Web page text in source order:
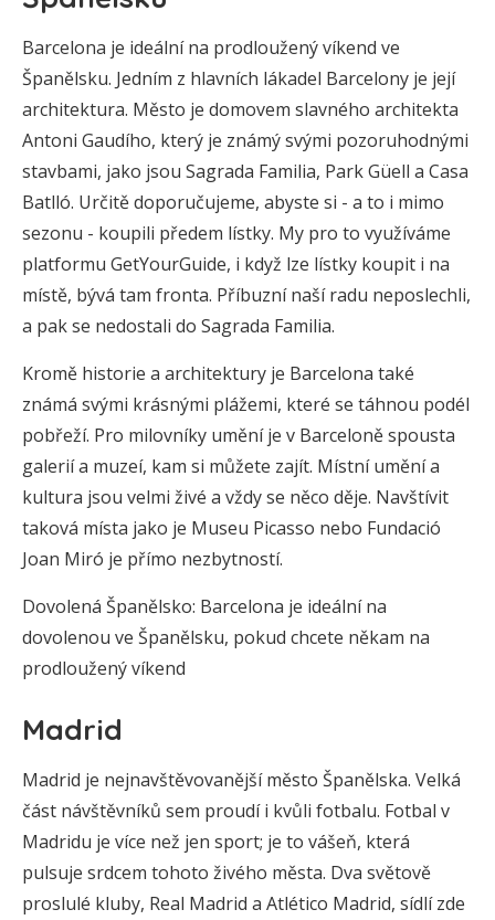
Barcelona je ideální na prodloužený víkend ve
Španělsku. Jedním z hlavních lákadel Barcelony je její
architektura. Město je domovem slavného architekta
Antoni Gaudího, který je známý svými pozoruhodnými
stavbami, jako jsou Sagrada Familia, Park Güell a Casa
Batlló. Určitě doporučujeme, abyste si - a to i mimo
sezonu - koupili předem lístky. My pro to využíváme
platformu GetYourGuide, i když lze lístky koupit i na
místě, bývá tam fronta. Příbuzní naší radu neposlechli,
a pak se nedostali do Sagrada Familia.
Kromě historie a architektury je Barcelona také
známá svými krásnými plážemi, které se táhnou podél
pobřeží. Pro milovníky umění je v Barceloně spousta
galerií a muzeí, kam si můžete zajít. Místní umění a
kultura jsou velmi živé a vždy se něco děje. Navštívit
taková místa jako je Museu Picasso nebo Fundació
Joan Miró je přímo nezbytností.
Dovolená Španělsko: Barcelona je ideální na
dovolenou ve Španělsku, pokud chcete někam na
prodloužený víkend
Madrid
Madrid je nejnavštěvovanější město Španělska. Velká
část návštěvníků sem proudí i kvůli fotbalu. Fotbal v
Madridu je více než jen sport; je to vášeň, která
pulsuje srdcem tohoto živého města. Dva světově
proslulé kluby, Real Madrid a Atlético Madrid, sídlí zde